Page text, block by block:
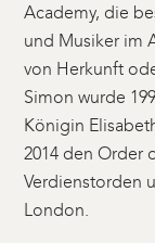
Academy, die
und Musiker im
von Herkunft
Simon wurde
Königin
2014 den Order
Verdienstorden
London.